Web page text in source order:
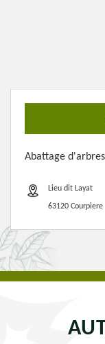
Abattage d'arbres
Lieu dit Layat
63120 Courpiere